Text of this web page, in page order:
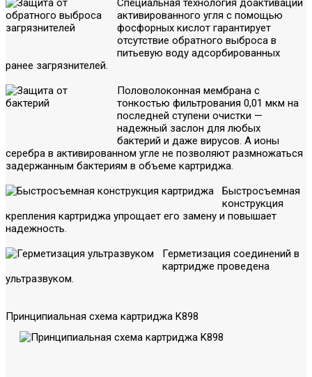
Специальная технология доактивации
активированного угля с помощью
фосфорных кислот гарантирует
отсутствие обратного выброса в
питьевую воду адсорбированных
ранее загрязнителей.
Половолоконная мембрана с
тонкостью фильтрования 0,01 мкм на
последней ступени очистки —
надежный заслон для любых
бактерий и даже вирусов. А ионы
серебра в активированном угле не позволяют размножаться
задержанным бактериям в объеме картриджа.
Быстросъемная
конструкция
крепления картриджа упрощает его замену и повышает
надежность.
Герметизация соединений в
картридже проведена
ультразвуком.
Принципиальная схема картриджа K898